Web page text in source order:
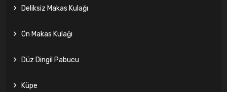
Deliksiz Makas Kulağı
Ön Makas Kulağı
Düz Dingil Pabucu
Küpe